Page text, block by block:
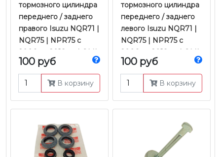
тормозного цилиндра
переднего / заднего
правого Isuzu NQR71 |
NQR75 | NPR75 с
2006 по 2018 гг. | QML
100 руб
В корзину
тормозного цилиндра
переднего / заднего
левого Isuzu NQR71 |
NQR75 | NPR75 с
2006 по 2018 гг. | QML
100 руб
В корзину